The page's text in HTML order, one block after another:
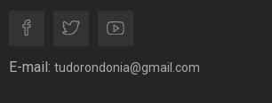
E-mail: tudorondonia@gmail.com